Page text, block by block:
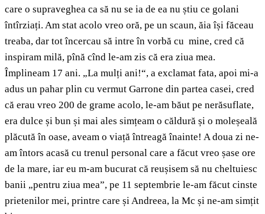
care o supraveghea ca să nu se ia de ea nu știu ce golani
întîrziați. Am stat acolo vreo oră, pe un scaun, ăia își făceau
treaba, dar tot încercau să intre în vorbă cu mine, cred că
inspiram milă, pînă cînd le-am zis că era ziua mea.
Împlineam 17 ani. „La mulți ani!“, a exclamat fata, apoi mi-a
adus un pahar plin cu vermut Garrone din partea casei, cred
că erau vreo 200 de grame acolo, le-am băut pe nerăsuflate,
era dulce și bun și mai ales simțeam o căldură și o moleșeală
plăcută în oase, aveam o viață întreagă înainte! A doua zi ne-
am întors acasă cu trenul personal care a făcut vreo șase ore
de la mare, iar eu m-am bucurat că reușisem să nu cheltuiesc
banii „pentru ziua mea”, pe 11 septembrie le-am făcut cinste
prietenilor mei, printre care și Andreea, la Mc și ne-am simțit